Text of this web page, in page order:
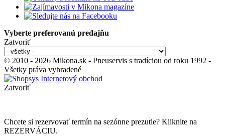
Vyberte preferovanú predajňu
Zatvoriť
© 2010 - 2026 Mikona.sk - Pneuservis s tradíciou od roku 1992 -
Všetky práva vyhradené
Zatvoriť
Chcete si rezervovať termín na sezónne prezutie? Kliknite na
REZERVÁCIU.